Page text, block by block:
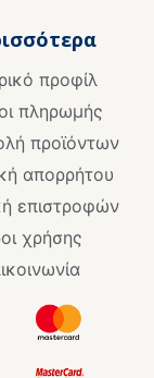
προφίλ
πληρωμής
προϊόντων
απορρήτου
επιστροφών
χρήσης